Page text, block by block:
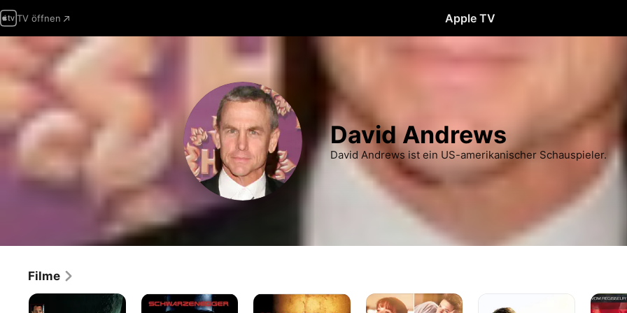
TV öffnen Apple TV
David Andrews
David Andrews ist ein US-amerikanischer Schauspieler.
Filme
Apollo
13
Terminator
Hannibal
Nur
mit
Leuchten
Fair
Game